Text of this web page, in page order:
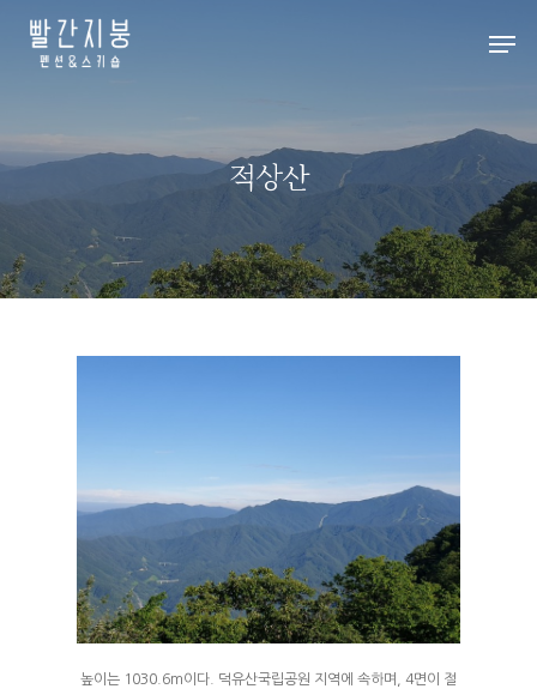
Hit enter to search or ESC to close
적상산
높이는 1030.6m이다. 덕유산국립공원 지역에 속하며, 4면이 절